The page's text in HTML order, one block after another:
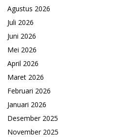
Agustus 2026
Juli 2026
Juni 2026
Mei 2026
April 2026
Maret 2026
Februari 2026
Januari 2026
Desember 2025
November 2025